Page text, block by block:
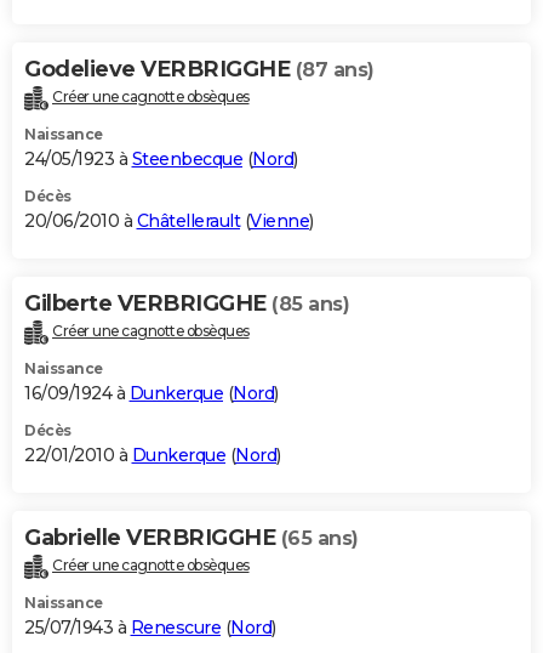
Godelieve VERBRIGGHE (87 ans)
Créer une cagnotte obsèques
Naissance
24/05/1923 à Steenbecque (Nord)
Décès
20/06/2010 à Châtellerault(Vienne)
Gilberte VERBRIGGHE (85 ans)
Créer une cagnotte obsèques
Naissance
16/09/1924 à Dunkerque (Nord)
Décès
22/01/2010 à Dunkerque (Nord)
Gabrielle VERBRIGGHE (65 ans)
Créer une cagnotte obsèques
Naissance
25/07/1943 à Renescure (Nord)